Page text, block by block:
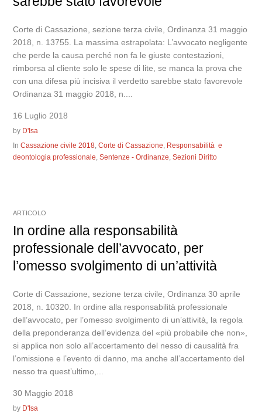
Corte di Cassazione, sezione terza civile, Ordinanza 31 maggio
2018, n. 13755. La massima estrapolata: L’avvocato negligente
che perde la causa perché non fa le giuste contestazioni,
rimborsa al cliente solo le spese di lite, se manca la prova che
con una difesa più incisiva il verdetto sarebbe stato favorevole
Ordinanza 31 maggio 2018, n....
16 Luglio 2018
by D'Isa
InCassazione civile 2018,Corte di Cassazione, Responsabilità e
deontologia professionale,Sentenze - Ordinanze,Sezioni Diritto
ARTICOLO
In ordine alla responsabilità
professionale dell’avvocato, per
l’omesso svolgimento di un’attività
Corte di Cassazione, sezione terza civile, Ordinanza 30 aprile
2018, n. 10320. In ordine alla responsabilità professionale
dell’avvocato, per l’omesso svolgimento di un’attività, la regola
della preponderanza dell’evidenza del «più probabile che non»,
si applica non solo all’accertamento del nesso di causalità fra
l’omissione e l’evento di danno, ma anche all’accertamento del
nesso tra quest’ultimo,...
30 Maggio 2018
by D'Isa